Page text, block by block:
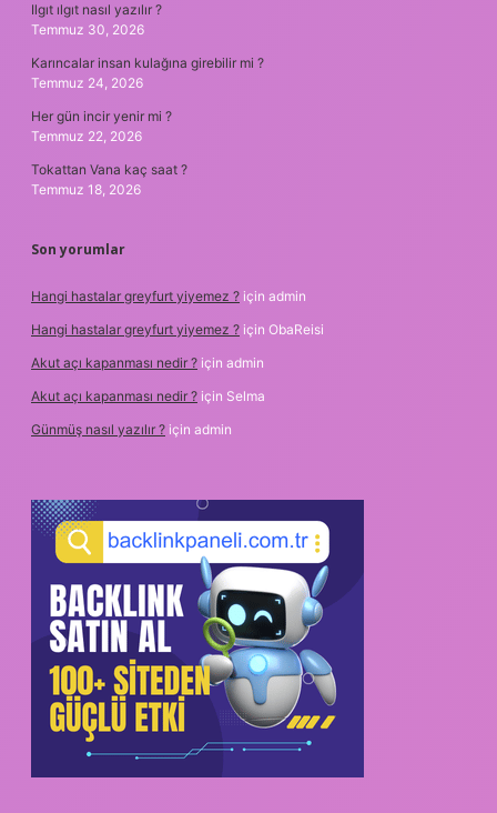
Ilgıt ılgıt nasıl yazılır ?
Temmuz 30, 2026
Karıncalar insan kulağına girebilir mi ?
Temmuz 24, 2026
Her gün incir yenir mi ?
Temmuz 22, 2026
Tokattan Vana kaç saat ?
Temmuz 18, 2026
Son yorumlar
Hangi hastalar greyfurt yiyemez ? için admin
Hangi hastalar greyfurt yiyemez ? için ObaReisi
Akut açı kapanması nedir ? için admin
Akut açı kapanması nedir ? için Selma
Günmüş nasıl yazılır ? için admin